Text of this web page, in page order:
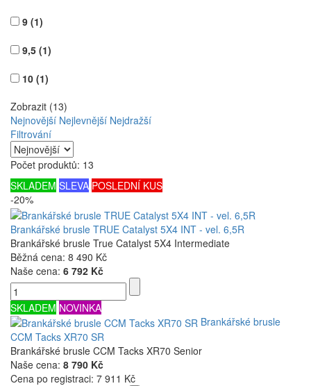
9 (1)
9,5 (1)
10 (1)
Zobrazit (13)
Nejnovější Nejlevnější Nejdražší
Filtrování
Počet produktů: 13
SKLADEM SLEVA POSLEDNÍ KUS
-20%
Brankářské brusle TRUE Catalyst 5X4 INT - vel. 6,5R
Brankářské brusle True Catalyst 5X4 Intermediate
Běžná cena: 8 490 Kč
Naše cena: 6 792 Kč
SKLADEM NOVINKA
Brankářské brusle
CCM Tacks XR70 SR
Brankářské brusle CCM Tacks XR70 Senior
Naše cena: 8 790 Kč
Cena po registraci: 7 911 Kč